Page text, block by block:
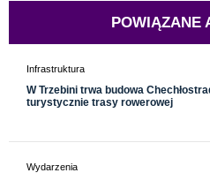
POWIĄZANE
Infrastruktura
W Trzebini trwa budowa
turystycznie trasy rowerowej
Wydarzenia